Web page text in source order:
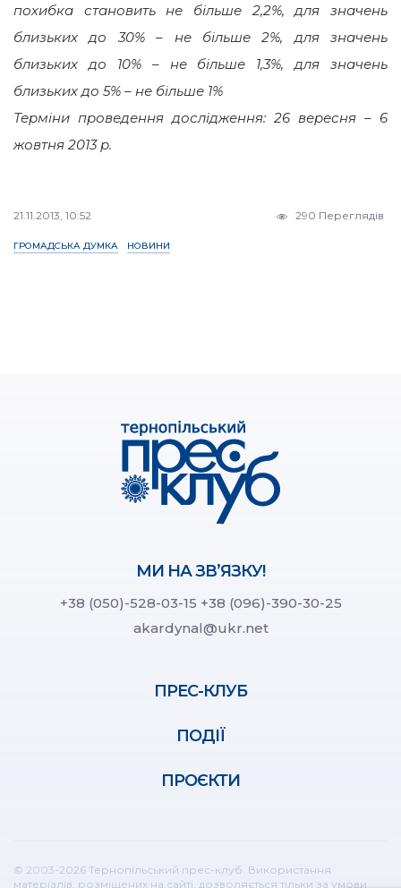
похибка становить не більше 2,2%, для значень
близьких до 30% – не більше 2%, для значень
близьких до 10% – не більше 1,3%, для значень
близьких до 5% – не більше 1%
Терміни проведення дослідження: 26 вересня – 6
жовтня 2013 р.
21.11.2013, 10:52 290 Переглядів
ГРОМАДСЬКА ДУМКА НОВИНИ
МИ НА ЗВ’ЯЗКУ!
+38 (050)-528-03-15 +38 (096)-390-30-25
akardynal@ukr.net
ПРЕС-КЛУБ
ПОДІЇ
ПРОЄКТИ
© 2003-2026 Тернопільський прес-клуб. Використання
матеріалів, розміщених на сайті, дозволяється тільки за умови